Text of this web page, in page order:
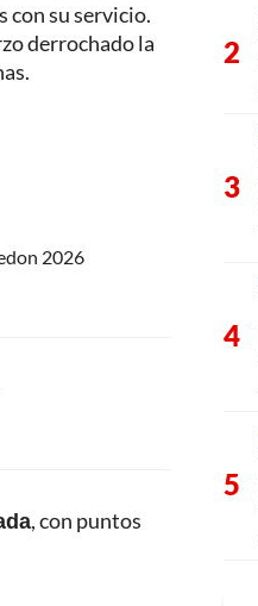
con su servicio.
derrochado la
2026
, con puntos